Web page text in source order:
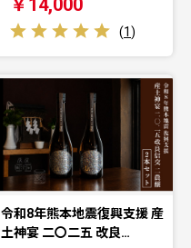
￥14,000
(1)
令和8年熊本地震復興支援 産
土神宴 二〇二五 改良…